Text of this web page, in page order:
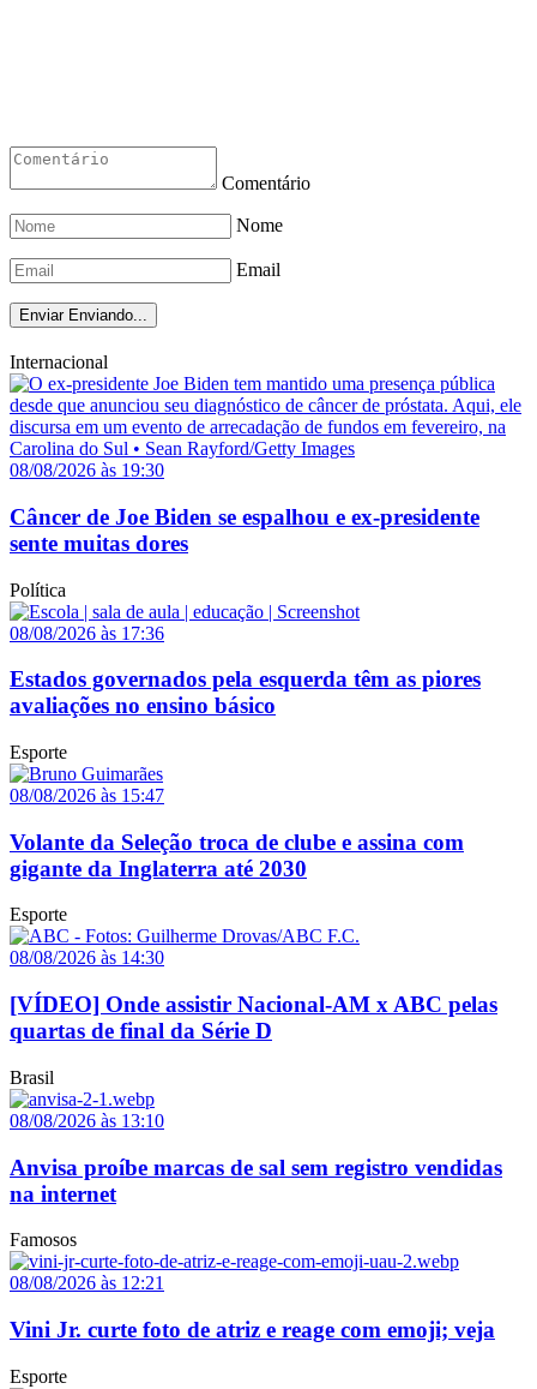
Comentário
Nome
Email
Enviar Enviando...
Internacional
08/08/2026 às 19:30
Câncer de Joe Biden se espalhou e ex-presidente
sente muitas dores
Política
08/08/2026 às 17:36
Estados governados pela esquerda têm as piores
avaliações no ensino básico
Esporte
08/08/2026 às 15:47
Volante da Seleção troca de clube e assina com
gigante da Inglaterra até 2030
Esporte
08/08/2026 às 14:30
[VÍDEO] Onde assistir Nacional-AM x ABC pelas
quartas de final da Série D
Brasil
08/08/2026 às 13:10
Anvisa proíbe marcas de sal sem registro vendidas
na internet
Famosos
08/08/2026 às 12:21
Vini Jr. curte foto de atriz e reage com emoji; veja
Esporte